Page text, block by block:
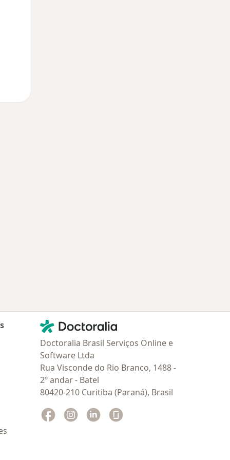
Contato
Doctoralia - Homepage
Doctoralia Brasil Serviços Online e
Software Ltda
Rua Visconde do Rio Branco, 1488 -
2º andar - Batel
80420-210 Curitiba (Paraná), Brasil
Facebook
abre num novo separador
Instagram
abre num novo separador
Linkedin
abre num novo separador